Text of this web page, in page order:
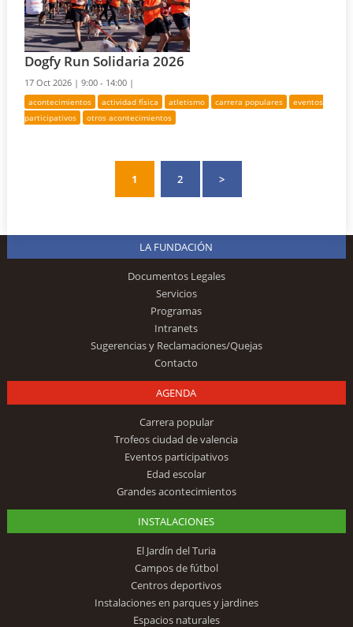
Dogfy Run Solidaria 2026
17 Oct 2026 |9:00 - 14:00 |
acontecimientos actividad física atletismo carrera populares
eventos
participativos
otros acontecimientos
1 2 >
LA FUNDACIÓN
Documentos Legales
Servicios
Programas
Intranets
Sugerencias y Reclamaciones/Quejas
Contacto
AGENDA
Carrera popular
Trofeos ciudad de valencia
Eventos participativos
Edad escolar
Grandes acontecimientos
INSTALACIONES
El Jardín del Turia
Campos de fútbol
Centros deportivos
Instalaciones en parques y jardines
Espacios naturales